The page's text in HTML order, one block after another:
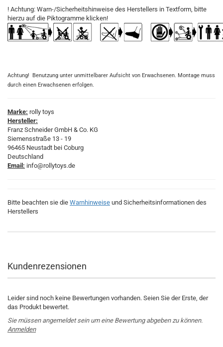
! Achtung: Warn-/Sicherheitshinweise des Herstellers in Textform, bitte
hierzu auf die Piktogramme klicken!
Achtung! Benutzung unter unmittelbarer Aufsicht von Erwachsenen. Montage muss
durch einen Erwachsenen erfolgen.
Marke: rolly toys
Hersteller:
Franz Schneider GmbH & Co. KG
Siemensstraße 13 - 19
96465 Neustadt bei Coburg
Deutschland
Email: info@rollytoys.de
Bitte beachten sie die Warnhinweise und Sicherheitsinformationen des
Herstellers
Kundenrezensionen
Leider sind noch keine Bewertungen vorhanden. Seien Sie der Erste, der
das Produkt bewertet.
Sie müssen angemeldet sein um eine Bewertung abgeben zu können.
Anmelden